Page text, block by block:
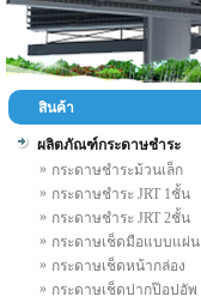
สินค้า
ผลิตภัณฑ์กระดาษชำระ
» กระดาษชำระม้วนเล็ก
» กระดาษชำระ JRT 1ชั้น
» กระดาษชำระ JRT 2ชั้น
» กระดาษเช็ดมือแบบแผ่น
» กระดาษเช็ดหน้ากล่อง
» กระดาษเช็ดปากป๊อปอัพ